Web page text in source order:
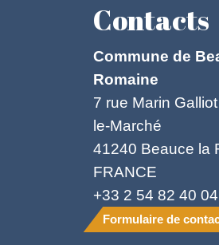
Contacts
Commune de
Romaine
7 rue Marin
le-Marché
41240 Beauce la
FRANCE
+33 2 54 82 40 04
Formulaire de